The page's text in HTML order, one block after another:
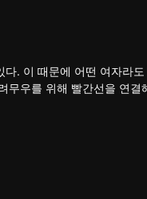
. 이 때문에 어떤 여자라
게 만들었다. 려무우가 어